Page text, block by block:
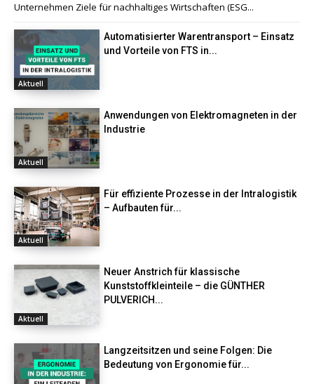
Unternehmen Ziele für nachhaltiges Wirtschaften (ESG...
Aktuell
Automatisierter Warentransport – Einsatz
und Vorteile von FTS in...
Aktuell
Anwendungen von Elektromagneten in der
Industrie
Aktuell
Für effiziente Prozesse in der Intralogistik
– Aufbauten für...
Aktuell
Neuer Anstrich für klassische
Kunststoffkleinteile – die GÜNTHER
PULVERICH...
Langzeitsitzen und seine Folgen: Die
Bedeutung von Ergonomie für...